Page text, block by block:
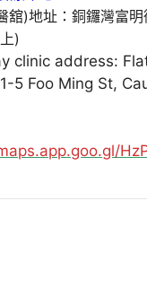
舘)地址：銅鑼灣富
)
clinic address:
5 Foo Ming St,